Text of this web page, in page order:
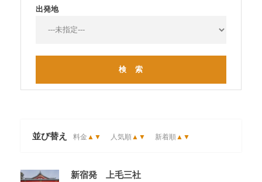
出発地
並び替え 料金 ▲ ▼ 人気順 ▲ ▼ 新着順 ▲ ▼
新宿発 上毛三社